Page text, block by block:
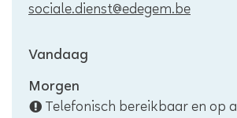
E-
sociale.dienst@edegem.be
Openingsuren
Vandaag
Morgen
Telefonisch bereikbaar en op